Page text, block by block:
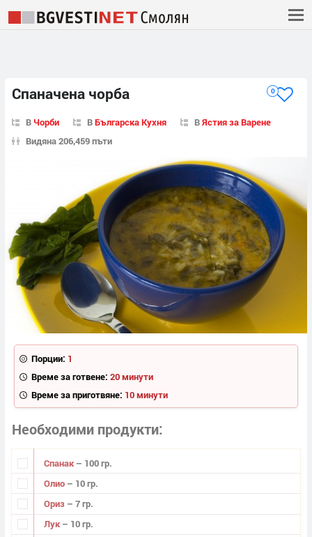
Спаначена чорба 0
ВЧорби ВБългарска Кухня ВЯстия за Варене
Видяна 206,459 пъти
Порции: 1
Време за готвене: 20 минути
Време за приготвяне: 10 минути
Необходими продукти
Спанак – 100 гр.
Олио – 10 гр.
Ориз – 7 гр.
Лук – 10 гр.